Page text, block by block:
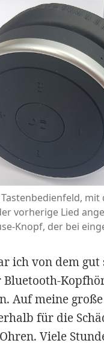
vorherige Lied
Knopf, der bei
ich von dem
Auf meine
für die
Viele